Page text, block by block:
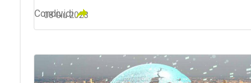
08 Giu 2023
Condividi